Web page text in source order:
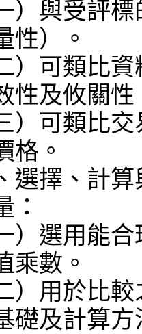
）與受評
性）。
）可類比
性及攸關性
）可類比
格。
選擇、計
：
）選用能
乘數。
）用於比
礎及計算方